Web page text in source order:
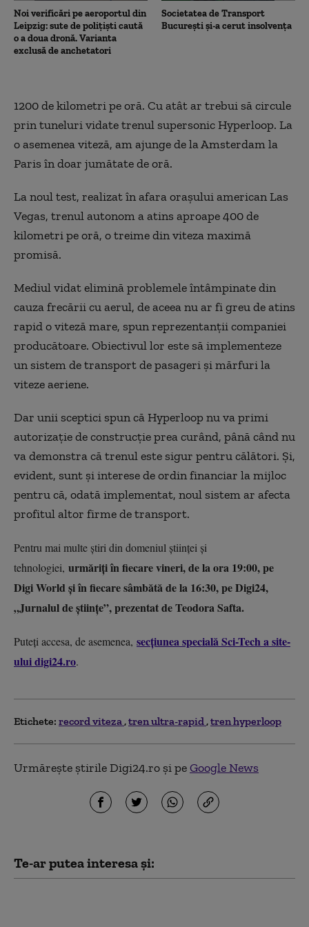
Noi verificări pe aeroportul din
Leipzig: sute de polițiști caută
o a doua dronă. Varianta
exclusă de anchetatori
Societatea de Transport
București și-a cerut insolvența
1200 de kilometri pe oră. Cu atât ar trebui să circule
prin tuneluri vidate trenul supersonic Hyperloop. La
o asemenea viteză, am ajunge de la Amsterdam la
Paris în doar jumătate de oră.
La noul test, realizat în afara oraşului american Las
Vegas, trenul autonom a atins aproape 400 de
kilometri pe oră, o treime din viteza maximă
promisă.
Mediul vidat elimină problemele întâmpinate din
cauza frecării cu aerul, de aceea nu ar fi greu de atins
rapid o viteză mare, spun reprezentanţii companiei
producătoare. Obiectivul lor este să implementeze
un sistem de transport de pasageri şi mărfuri la
viteze aeriene.
Dar unii sceptici spun că Hyperloop nu va primi
autorizaţie de construcţie prea curând, până când nu
va demonstra că trenul este sigur pentru călători. Şi,
evident, sunt şi interese de ordin financiar la mijloc
pentru că, odată implementat, noul sistem ar afecta
profitul altor firme de transport.
Pentru mai multe știri din domeniul științei și
tehnologiei, urmăriți în fiecare vineri, de la ora 19:00, pe
Digi World și în fiecare sâmbătă de la 16:30, pe Digi24,
„Jurnalul de științe”, prezentat de Teodora Safta.
Puteți accesa, de asemenea, secțiunea specială Sci-Tech a site-
ului digi24.ro.
Etichete: record viteza tren ultra-rapid tren hyperloop
Urmărește știrile Digi24.ro și peGoogle News
Te-ar putea interesa și: